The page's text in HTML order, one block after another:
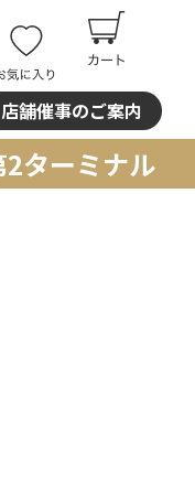
店舗催事のご案内
2ターミナル